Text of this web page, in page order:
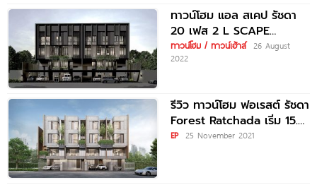
ทาวน์โฮม แอล สเคป รัชดา
20 เฟส 2 L SCAPE
Ratchada
ทาวน์โฮม / ทาวน์เฮ้าส์ 26 August
2022
รีวิว ทาวน์โฮม ฟอเรสต์ รัชดา
Forest Ratchada เริ่ม 15.9
ล้านบาท*
EP 25 November 2021